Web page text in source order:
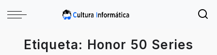
Etiqueta: Honor 50 Series